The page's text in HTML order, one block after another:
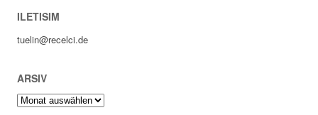
ILETISIM
tuelin@recelci.de
ARSIV
Arsiv